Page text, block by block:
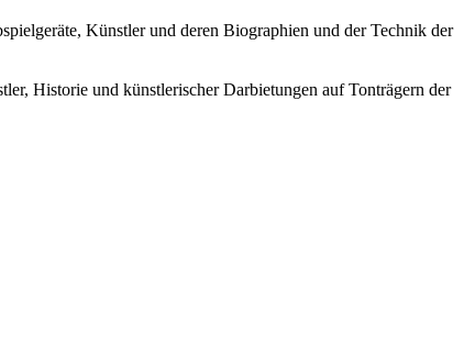
Künstler und deren Biographien und der Technik der
Historie und künstlerischer Darbietungen auf Tonträgern der